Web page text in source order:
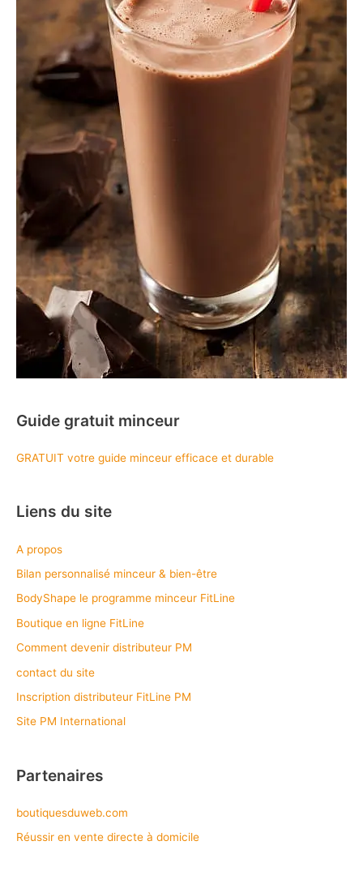
Guide gratuit minceur
GRATUIT votre guide minceur efficace et durable
Liens du site
A propos
Bilan personnalisé minceur & bien-être
BodyShape le programme minceur FitLine
Boutique en ligne FitLine
Comment devenir distributeur PM
contact du site
Inscription distributeur FitLine PM
Site PM International
Partenaires
boutiquesduweb.com
Réussir en vente directe à domicile